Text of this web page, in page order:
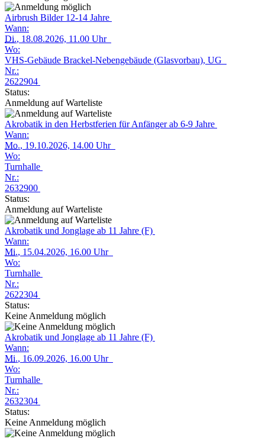
Airbrush Bilder 12-14 Jahre
Wann:
Di., 18.08.2026, 11.00 Uhr
Wo:
VHS-Gebäude Brackel-Nebengebäude (Glasvorbau), UG
Nr.:
2622904
Status:
Anmeldung auf Warteliste
Akrobatik in den Herbstferien für Anfänger ab 6-9 Jahre
Wann:
Mo., 19.10.2026, 14.00 Uhr
Wo:
Turnhalle
Nr.:
2632900
Status:
Anmeldung auf Warteliste
Akrobatik und Jonglage ab 11 Jahre (F)
Wann:
Mi., 15.04.2026, 16.00 Uhr
Wo:
Turnhalle
Nr.:
2622304
Status:
Keine Anmeldung möglich
Akrobatik und Jonglage ab 11 Jahre (F)
Wann:
Mi., 16.09.2026, 16.00 Uhr
Wo:
Turnhalle
Nr.:
2632304
Status:
Keine Anmeldung möglich